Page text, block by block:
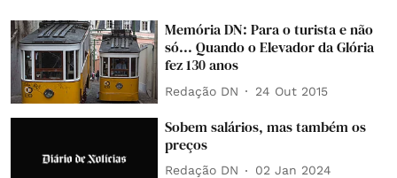
Memória DN: Para o turista e não
só... Quando o Elevador da Glória
fez 130 anos
Redação DN 24 Out 2015
Sobem salários, mas também os
preços
Redação DN 02 Jan 2024